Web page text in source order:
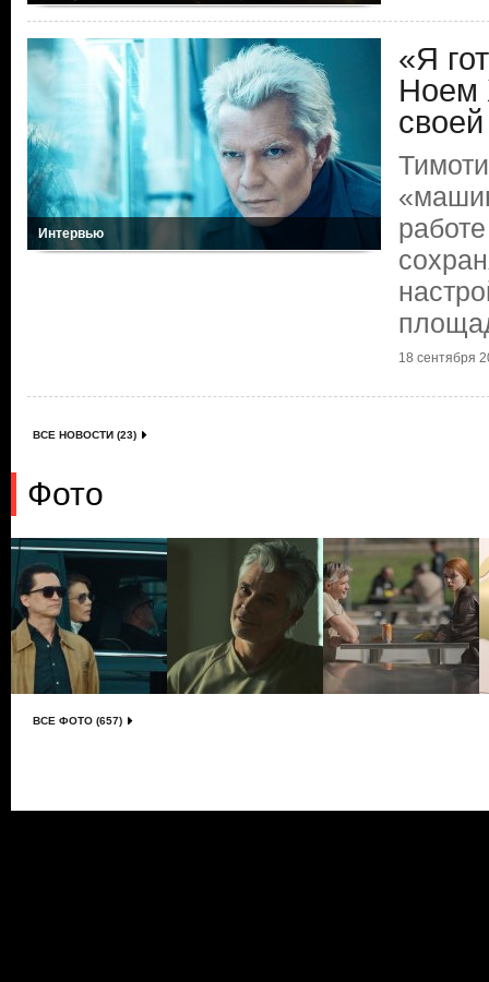
Интервью
«Я
Ноем
18 сентября
ВСЕ НОВОСТИ (23)
Фото
ВСЕ ФОТО (657)